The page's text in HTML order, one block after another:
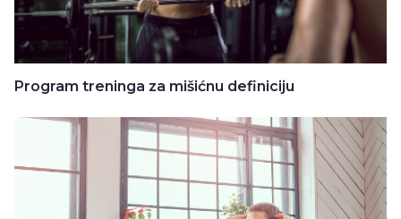
Program treninga za mišićnu definiciju